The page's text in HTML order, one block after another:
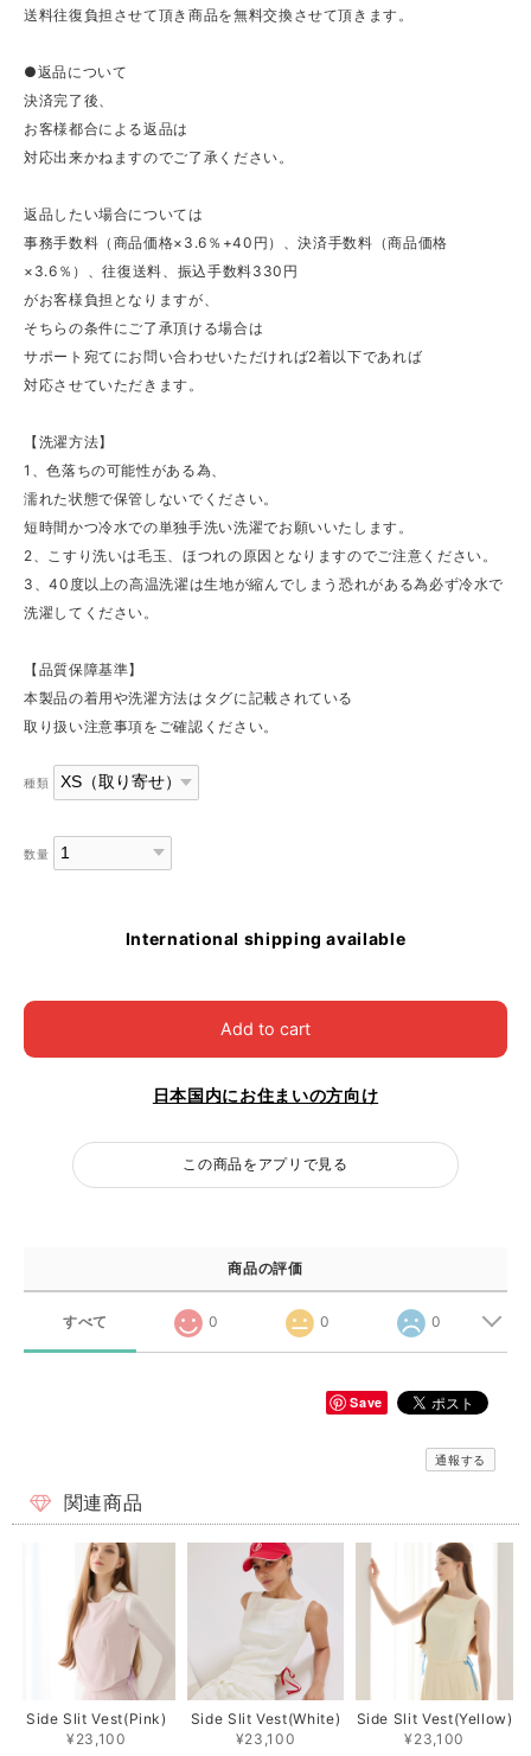
送料往復負担させて頂き商品を無料交換させて頂きます。
●返品について
決済完了後、
お客様都合による返品は
対応出来かねますのでご了承ください。
返品したい場合については
事務手数料（商品価格×3.6％+40円）、決済手数料（商品価格
×3.6％）、往復送料、振込手数料330円
がお客様負担となりますが、
そちらの条件にご了承頂ける場合は
サポート宛てにお問い合わせいただければ2着以下であれば
対応させていただきます。
【洗濯方法】
1、色落ちの可能性がある為、
濡れた状態で保管しないでください。
短時間かつ冷水での単独手洗い洗濯でお願いいたします。
2、こすり洗いは毛玉、ほつれの原因となりますのでご注意ください。
3、40度以上の高温洗濯は生地が縮んでしまう恐れがある為必ず冷水で
洗濯してください。
【品質保障基準】
本製品の着用や洗濯方法はタグに記載されている
取り扱い注意事項をご確認ください。
種類
数量
International shipping available
Add to cart
日本国内にお住まいの方向け
この商品をアプリで見る
商品の評価
すべて 0 0 0
Save
通報する
関連商品
Side Slit Vest(Pink)
¥23,100
Side Slit Vest(White)
¥23,100
Side Slit Vest(Yellow)
¥23,100